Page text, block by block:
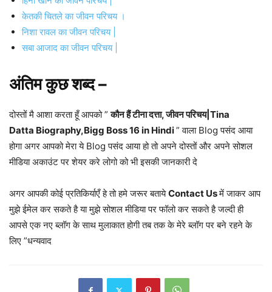
केतकी चितले का जीवन परिचय ।
निशा रावल का जीवन परिचय |
सबा आजाद का जीवन परिचय |
अंतिम कुछ शब्द –
दोस्तों मै आशा करता हूँ आपको ”कौन हैं टीना दत्ता, जीवन परिचय|Tina
Datta Biography,Bigg Boss 16 in Hindi” वाला Blog पसंद आया
होगा अगर आपको मेरा ये Blog पसंद आया हो तो अपने दोस्तों और अपने सोशल
मीडिया अकाउंट पर शेयर करे लोगो को भी इसकी जानकारी दे
अगर आपकी कोई प्रतिकिर्याएँ हे तो हमे जरूर बतायेContact Usमें जाकर आप
मुझे ईमेल कर सकते है या मुझे सोशल मीडिया पर फॉलो कर सकते है जल्दी ही
आपसे एक नए ब्लॉग के साथ मुलाकात होगी तब तक के मेरे ब्लॉग पर बने रहने के
लिए ”धन्यवाद